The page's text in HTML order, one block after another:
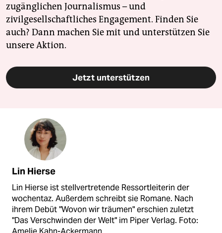
zugänglichen Journalismus – und
zivilgesellschaftliches Engagement. Finden Sie
auch? Dann machen Sie mit und unterstützen Sie
unsere Aktion.
Jetzt unterstützen
Lin Hierse
Lin Hierse ist stellvertretende Ressortleiterin der
wochentaz. Außerdem schreibt sie Romane. Nach
ihrem Debüt "Wovon wir träumen" erschien zuletzt
"Das Verschwinden der Welt" im Piper Verlag. Foto: